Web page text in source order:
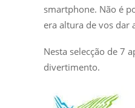
smartphone. Não é
era altura de vos dar
Nesta selecção de 7
divertimento.